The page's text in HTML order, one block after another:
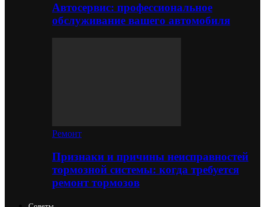
Автосервис: профессиональное
обслуживание вашего автомобиля
Ремонт
Признаки и причины неисправностей
тормозной системы: когда требуется
ремонт тормозов